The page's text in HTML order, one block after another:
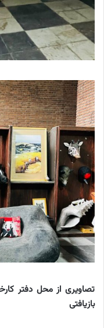
تصاویری از محل دفتر
بازیافتی